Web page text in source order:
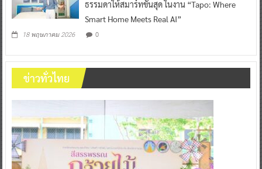
ธรรมดาให้สมาร์ทขั้นสุด ในงาน “Tapo: Where
Smart Home Meets Real AI”
18 พฤษภาคม 2026 0
ข่าวทั่วไทย